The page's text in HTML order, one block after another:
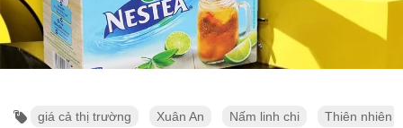
giá cả thị trường Xuân An Nấm linh chi Thiên nhiên